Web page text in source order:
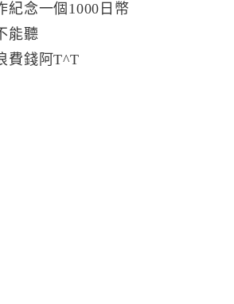
紀念一個1000日幣
能聽
費錢阿T^T